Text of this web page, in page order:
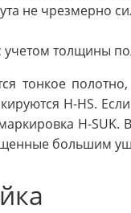
не чрезмерно
толщины
тонкое
H-HS.
H-
большим